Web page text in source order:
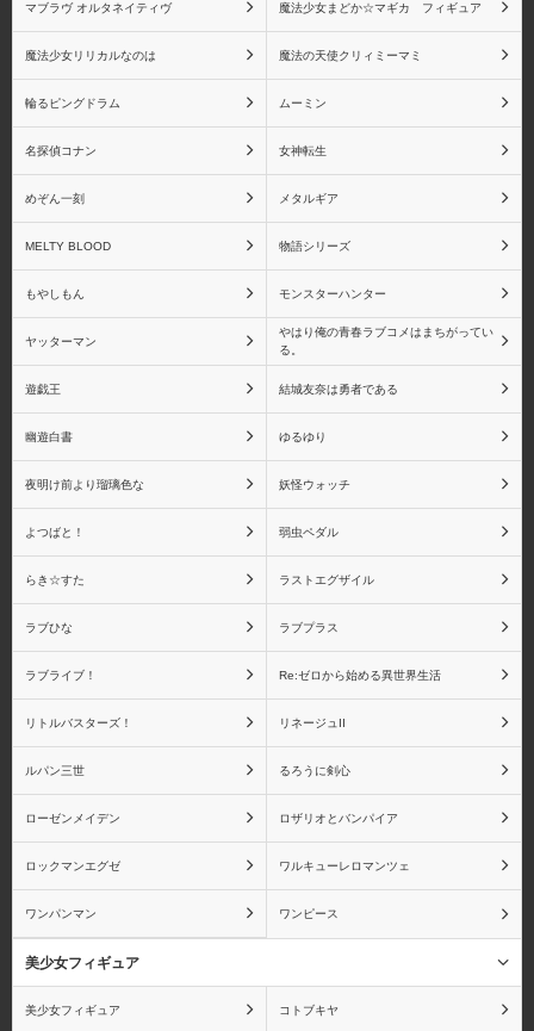
マブラヴ オルタネイティヴ 魔法少女まどか☆マギカ フィギュア
魔法少女リリカルなのは 魔法の天使クリィミーマミ
輪るピングドラム ムーミン
名探偵コナン 女神転生
めぞん一刻 メタルギア
MELTY BLOOD 物語シリーズ
もやしもん モンスターハンター
ヤッターマン
やはり俺の青春ラブコメはまちがってい
る。
遊戯王 結城友奈は勇者である
幽遊白書 ゆるゆり
夜明け前より瑠璃色な 妖怪ウォッチ
よつばと！ 弱虫ペダル
らき☆すた ラストエグザイル
ラブひな ラブプラス
ラブライブ！ Re:ゼロから始める異世界生活
リトルバスターズ！ リネージュII
ルパン三世 るろうに剣心
ローゼンメイデン ロザリオとバンパイア
ロックマンエグゼ ワルキューレロマンツェ
ワンパンマン ワンピース
美少女フィギュア
美少女フィギュア コトブキヤ